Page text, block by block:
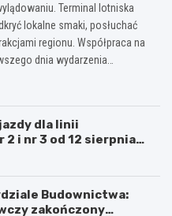
Terminal lotniska
lokalne smaki, posłuchać
regionu. Współpraca na
dnia wydarzenia…
dla linii
i nr 3 od 12 sierpnia
Budownictwa:
zakończony